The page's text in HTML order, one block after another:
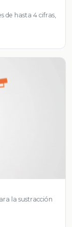
de hasta 4 cifras,
la sustracción